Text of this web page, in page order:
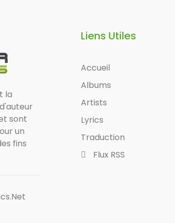
la
sont
un
fins
Liens Utiles
Accueil
Albums
Artists
Lyrics
Traduction
Flux RSS